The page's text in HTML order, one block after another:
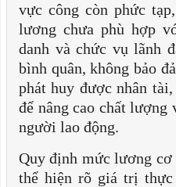
vực công còn phức
lương chưa phù hợp
danh và chức vụ lãnh
bình quân, không bảo
phát huy được nhân
để nâng cao chất lượng
người lao động.
Quy định mức lương cơ
thể hiện rõ giá trị